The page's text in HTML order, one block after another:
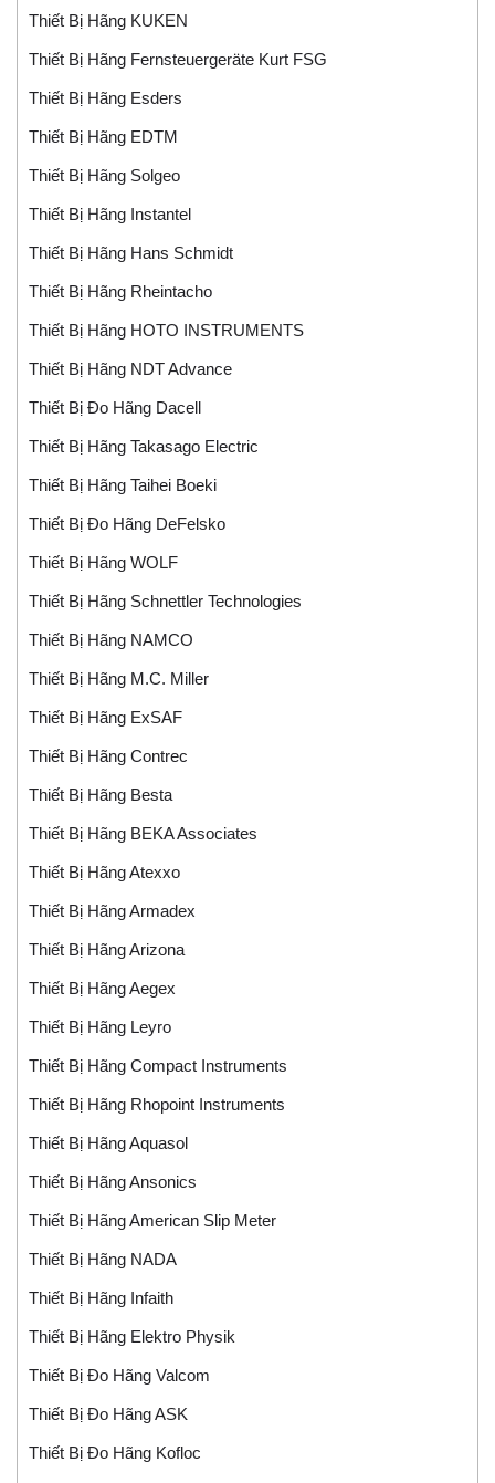
Thiết Bị Hãng KUKEN
Thiết Bị Hãng Fernsteuergeräte Kurt FSG
Thiết Bị Hãng Esders
Thiết Bị Hãng EDTM
Thiết Bị Hãng Solgeo
Thiết Bị Hãng Instantel
Thiết Bị Hãng Hans Schmidt
Thiết Bị Hãng Rheintacho
Thiết Bị Hãng HOTO INSTRUMENTS
Thiết Bị Hãng NDT Advance
Thiết Bị Đo Hãng Dacell
Thiết Bị Hãng Takasago Electric
Thiết Bị Hãng Taihei Boeki
Thiết Bị Đo Hãng DeFelsko
Thiết Bị Hãng WOLF
Thiết Bị Hãng Schnettler Technologies
Thiết Bị Hãng NAMCO
Thiết Bị Hãng M.C. Miller
Thiết Bị Hãng ExSAF
Thiết Bị Hãng Contrec
Thiết Bị Hãng Besta
Thiết Bị Hãng BEKA Associates
Thiết Bị Hãng Atexxo
Thiết Bị Hãng Armadex
Thiết Bị Hãng Arizona
Thiết Bị Hãng Aegex
Thiết Bị Hãng Leyro
Thiết Bị Hãng Compact Instruments
Thiết Bị Hãng Rhopoint Instruments
Thiết Bị Hãng Aquasol
Thiết Bị Hãng Ansonics
Thiết Bị Hãng American Slip Meter
Thiết Bị Hãng NADA
Thiết Bị Hãng Infaith
Thiết Bị Hãng Elektro Physik
Thiết Bị Đo Hãng Valcom
Thiết Bị Đo Hãng ASK
Thiết Bị Đo Hãng Kofloc